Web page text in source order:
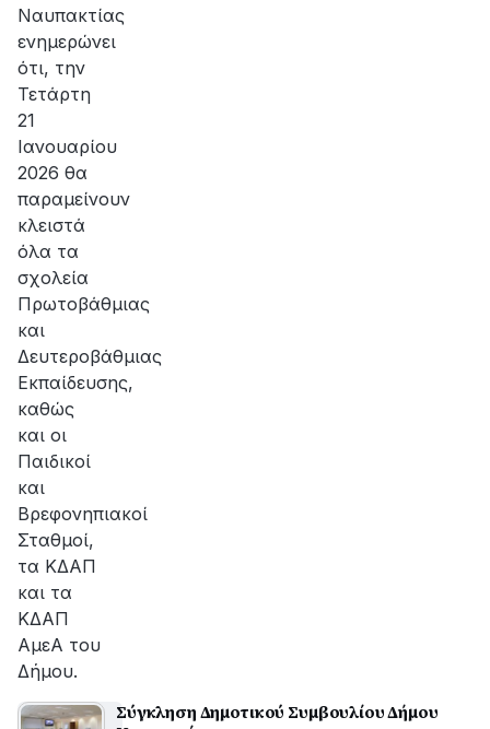
Ναυπακτίας
ενημερώνει
ότι, την
Τετάρτη
21
Ιανουαρίου
2026 θα
παραμείνουν
κλειστά
όλα τα
σχολεία
Πρωτοβάθμιας
και
Δευτεροβάθμιας
Εκπαίδευσης,
καθώς
και οι
Παιδικοί
και
Βρεφονηπιακοί
Σταθμοί,
τα ΚΔΑΠ
και τα
ΚΔΑΠ
ΑμεΑ του
Δήμου.
Σύγκληση Δημοτικού Συμβουλίου Δήμου